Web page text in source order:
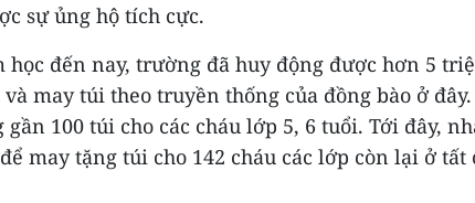
sự ủng hộ tích cực.
học đến nay, trường đã huy động được hơn 5
may túi theo truyền thống của đồng bào ở
gần 100 túi cho các cháu lớp 5, 6 tuổi. Tới đây,
may tặng túi cho 142 cháu các lớp còn lại ở